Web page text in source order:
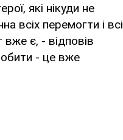
які нікуди не
всіх перемогти і всі
є, - відповів
- це вже